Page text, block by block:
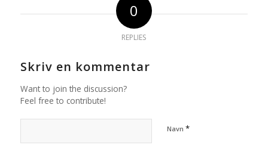
0
REPLIES
Skriv en kommentar
Want to join the discussion?
Feel free to contribute!
Navn *